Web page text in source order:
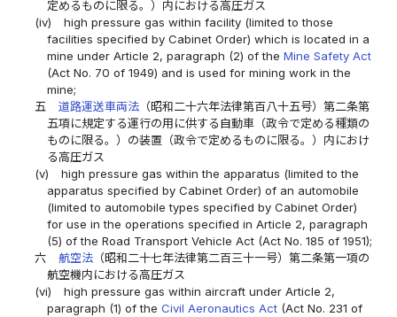
定めるものに限る。）内における高圧ガス
(iv)
high pressure gas within facility (limited to those
facilities specified by Cabinet Order) which is located in a
mine under Article 2, paragraph (2) of the Mine Safety Act
(Act No. 70 of 1949) and is used for mining work in the
mine;
五
道路運送車両法（昭和二十六年法律第百八十五号）第二条第
五項に規定する運行の用に供する自動車（政令で定める種類の
ものに限る。）の装置（政令で定めるものに限る。）内におけ
る高圧ガス
(v)
high pressure gas within the apparatus (limited to the
apparatus specified by Cabinet Order) of an automobile
(limited to automobile types specified by Cabinet Order)
for use in the operations specified in Article 2, paragraph
(5) of the Road Transport Vehicle Act (Act No. 185 of 1951);
六
航空法（昭和二十七年法律第二百三十一号）第二条第一項の
航空機内における高圧ガス
(vi)
high pressure gas within aircraft under Article 2,
paragraph (1) of the Civil Aeronautics Act(Act No. 231 of